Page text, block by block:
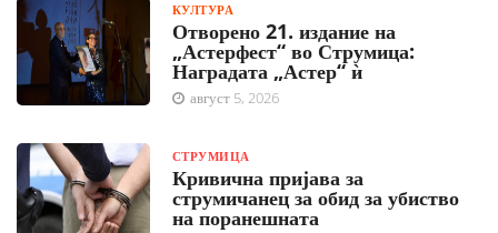
КУЛТУРА
Отворено 21. издание на
„Астерфест“ во Струмица:
Наградата „Астер“ ѝ
август 5, 2026
СТРУМИЦА
Кривична пријава за
струмичанец за обид за убиство
на поранешната